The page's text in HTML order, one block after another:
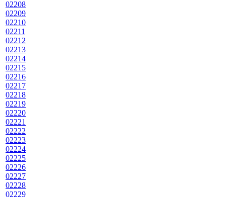
02208
02209
02210
02211
02212
02213
02214
02215
02216
02217
02218
02219
02220
02221
02222
02223
02224
02225
02226
02227
02228
02229